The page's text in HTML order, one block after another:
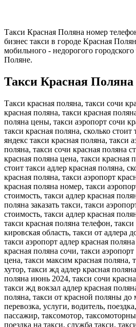
Такси Красная Поляна номер
бизнес такси в городе Красная
мобильного - недорогого
Поляне.
Такси Красная Поляна
Такси красная поляна, такси сочи
красная поляна, такси красная
поляна цены, такси аэропорт сочи
такси красная поляна, сколько
яндекс такси красная поляна, такси
поляна, такси сочи красная поляна
красная поляна цена, такси красная
стоит такси адлер красная поляна,
красная поляна, такси аэропорт
красная поляна номер, такси
стоимость, такси адлер красная
поляна заказать такси, такси
стоимость, такси адлер красная
такси красная поляна телефон,
кировская область, такси от адлера
такси аэропорт адлер красная
красная поляна сочи, такси
цена, такси максим красная поляна,
хутор, такси жд адлер красная
поляна июнь 2024, такси сочи
такси жд вокзал адлер красная
поляна, такси от красной поляны до
перевозка, услуги, водитель,
пассажир, таксомотор,
поездка на такси, служба такси,